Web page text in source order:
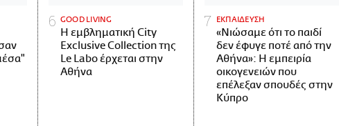
GOOD LIVING
Η εμβληματική City
Exclusive Collection της
Le Labo έρχεται στην
Αθήνα
ΕΚΠΑΙΔΕΥΣΗ
«Νιώσαμε ότι το παιδί
δεν έφυγε ποτέ από την
Αθήνα»: Η εμπειρία
οικογενειών που
επέλεξαν σπουδές στην
Κύπρο